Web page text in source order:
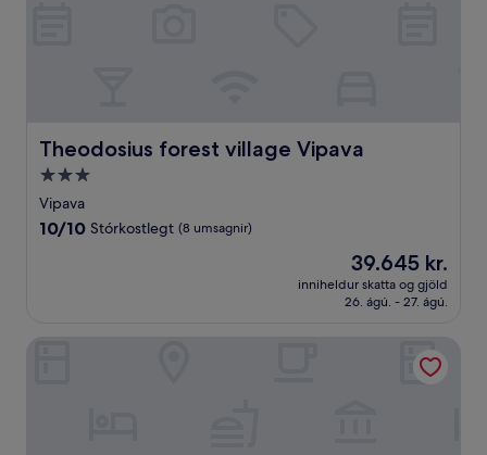
Theodosius forest village Vipava
Theodosius forest village Vipava
3.0
stjörnu
gististaður
Vipava
10.0
10/10 Stórkostlegt (8 umsagnir)
Verðið
er
39.645 kr.
39.645 kr.
inniheldur skatta og gjöld
26. ágú. - 27. ágú.